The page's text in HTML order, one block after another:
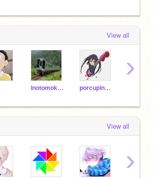
View all
inotomoking porcupineschool
›
View all
›